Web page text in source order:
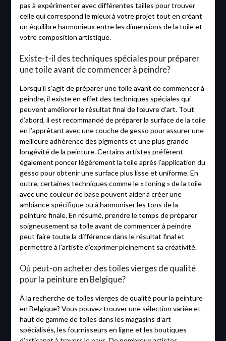
pas à expérimenter avec différentes tailles pour trouver
celle qui correspond le mieux à votre projet tout en créant
un équilibre harmonieux entre les dimensions de la toile et
votre composition artistique.
Existe-t-il des techniques spéciales pour préparer
une toile avant de commencer à peindre?
Lorsqu’il s’agit de préparer une toile avant de commencer à
peindre, il existe en effet des techniques spéciales qui
peuvent améliorer le résultat final de l’œuvre d’art. Tout
d’abord, il est recommandé de préparer la surface de la toile
en l’apprêtant avec une couche de gesso pour assurer une
meilleure adhérence des pigments et une plus grande
longévité de la peinture. Certains artistes préfèrent
également poncer légèrement la toile après l’application du
gesso pour obtenir une surface plus lisse et uniforme. En
outre, certaines techniques comme le « toning » de la toile
avec une couleur de base peuvent aider à créer une
ambiance spécifique ou à harmoniser les tons de la
peinture finale. En résumé, prendre le temps de préparer
soigneusement sa toile avant de commencer à peindre
peut faire toute la différence dans le résultat final et
permettre à l’artiste d’exprimer pleinement sa créativité.
Où peut-on acheter des toiles vierges de qualité
pour la peinture en Belgique?
À la recherche de toiles vierges de qualité pour la peinture
en Belgique? Vous pouvez trouver une sélection variée et
haut de gamme de toiles dans les magasins d’art
spécialisés, les fournisseurs en ligne et les boutiques